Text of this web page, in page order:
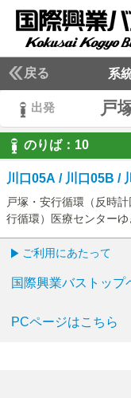
戻る 系
出発 戸
のりば： 10
10
川口05A / 川口05B /
戸塚・安行循環（反時
行循環）医療センターゆ
ご利用にあたって
国際興業バストップ
PCページはこちら